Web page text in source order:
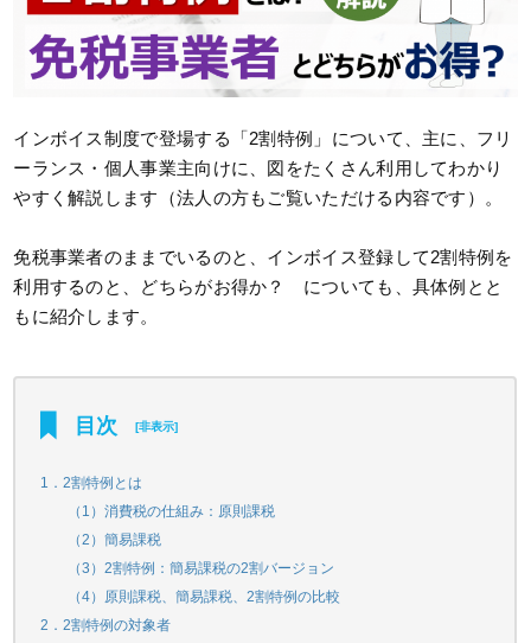
インボイス制度で登場する「2割特例」について、主に、フリ
ーランス・個人事業主向けに、図をたくさん利用してわかり
やすく解説します（法人の方もご覧いただける内容です）。
免税事業者のままでいるのと、インボイス登録して2割特例を
利用するのと、どちらがお得か？ についても、具体例とと
もに紹介します。
目次 [非表示]
1．2割特例とは
（1）消費税の仕組み：原則課税
（2）簡易課税
（3）2割特例：簡易課税の2割バージョン
（4）原則課税、簡易課税、2割特例の比較
2．2割特例の対象者